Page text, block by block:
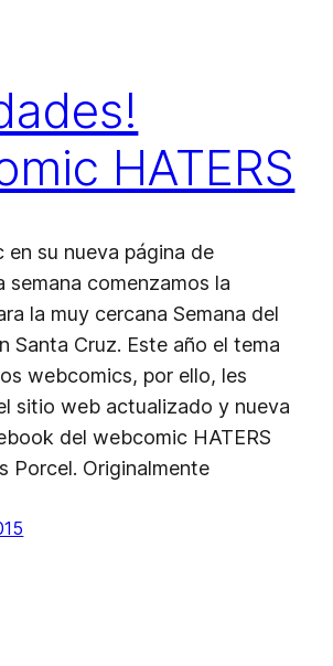
HATERS
en su nueva página de
semana comenzamos la
la muy cercana Semana del
Santa Cruz. Este año el tema
webcomics, por ello, les
sitio web actualizado y nueva
del webcomic HATERS
Porcel. Originalmente